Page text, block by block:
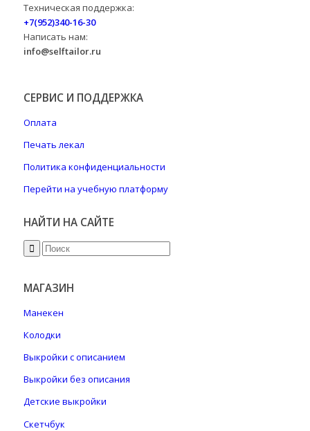
Техническая поддержка:
+7(952)340-16-30
Написать нам:
info@selftailor.ru
СЕРВИС И ПОДДЕРЖКА
Оплата
Печать лекал
Политика конфиденциальности
Перейти на учебную платформу
НАЙТИ НА САЙТЕ
МАГАЗИН
Манекен
Колодки
Выкройки с описанием
Выкройки без описания
Детские выкройки
Скетчбук